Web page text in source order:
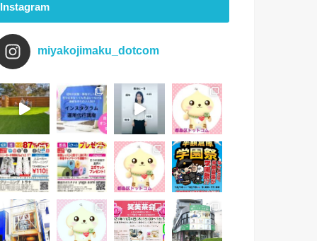
Instagram
miyakojimaku_dotcom